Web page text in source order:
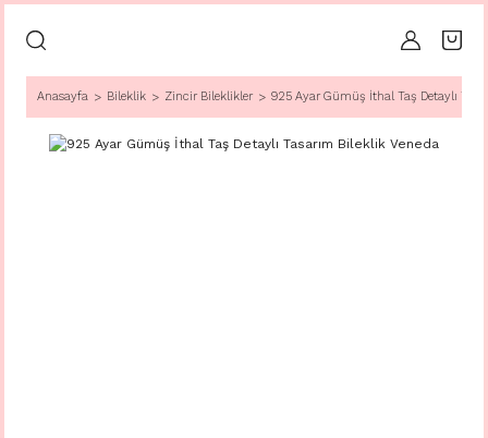
Anasayfa Bileklik Zincir Bileklikler 925 Ayar Gümüş İthal Taş Detaylı